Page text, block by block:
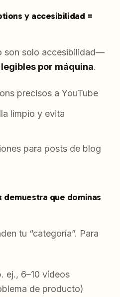
y accesibilidad =
son solo accesibilidad—
por máquina.
precisos a YouTube
limpio y evita
para posts de blog
demuestra que dominas
tu “categoría”. Para
ej., 6–10 vídeos
de producto)